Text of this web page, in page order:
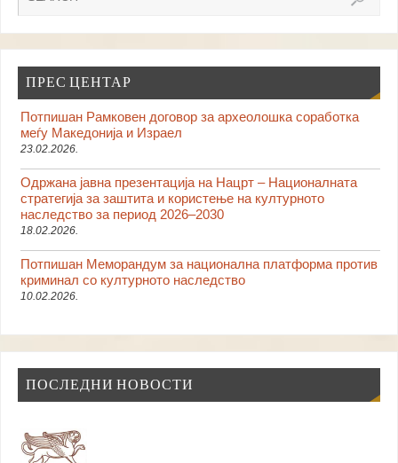
ПРЕС ЦЕНТАР
Потпишан Рамковен договор за археолошка соработка
меѓу Македонија и Израел
23.02.2026.
Одржана јавна презентација на Нацрт – Националната
стратегија за заштита и користење на културното
наследство за период 2026–2030
18.02.2026.
Потпишан Меморандум за национална платформа против
криминал со културното наследство
10.02.2026.
ПОСЛЕДНИ НОВОСТИ